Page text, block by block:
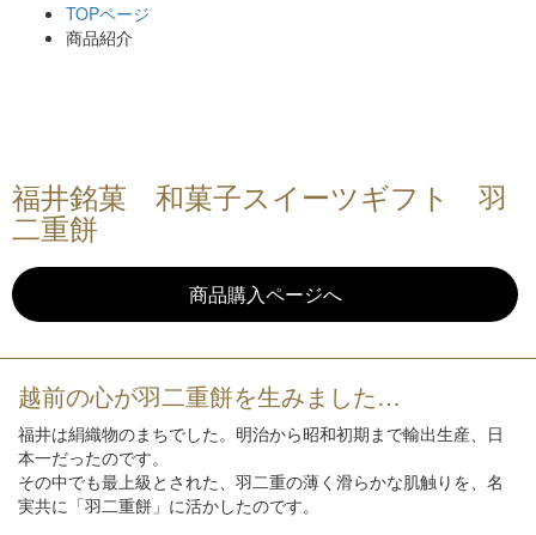
TOPページ
商品紹介
福井銘菓 和菓子スイーツギフト 羽
二重餅
商品購入ページへ
越前の心が羽二重餅を生みました…
福井は絹織物のまちでした。明治から昭和初期まで輸出生産、日
本一だったのです。
その中でも最上級とされた、羽二重の薄く滑らかな肌触りを、名
実共に「羽二重餅」に活かしたのです。